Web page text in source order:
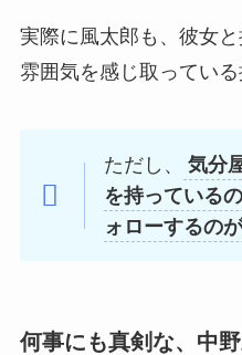
実際に風太郎も、彼女
雰囲気を感じ取っている
ただし、
気分
を持っている
ォローするの
何事にも真剣な、中